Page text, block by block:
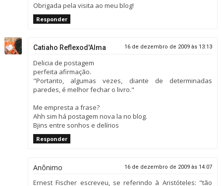
Obrigada pela visita ao meu blog!
Responder
Catiaho Reflexod'Alma 16 de dezembro de 2009 às 13:13
Delicia de postagem
perfeita afirmação.
"Portanto, algumas vezes, diante de determinadas
paredes, é melhor fechar o livro."
Me empresta a frase?
Ahh sim há postagem nova la no blog.
Bjins entre sonhos e delírios
Responder
Anônimo 16 de dezembro de 2009 às 14:07
Ernest Fischer escreveu, se referindo à Aristóteles: "tão